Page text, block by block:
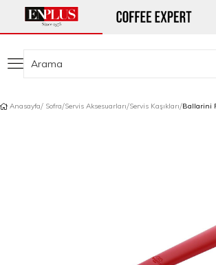
Anasayfa Sofra Servis Aksesuarları Servis Kaşıkları